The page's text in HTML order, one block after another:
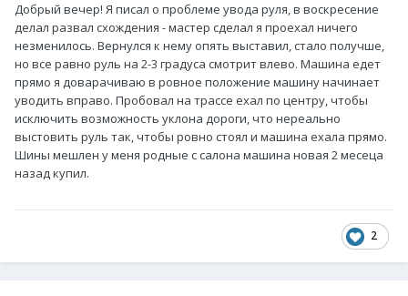
Добрый вечер! Я писал о проблеме увода руля, в воскресение
делал развал схождения - мастер сделал я проехал ничего
незменилось. Вернулся к нему опять выставил, стало получше,
но все равно руль на 2-3 градуса смотрит влево. Машина едет
прямо я доварачиваю в ровное положение машину начинает
уводить вправо. Пробовал на трассе ехал по центру, чтобы
исключить возможность уклона дороги, что нереально
выстовить руль так, чтобы ровно стоял и машина ехала прямо.
Шины мешлен у меня родные с салона машина новая 2 месеца
назад купил.
2